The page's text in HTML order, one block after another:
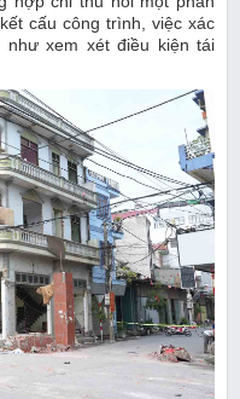
cấu công trình, việc xác
xem xét điều kiện tái